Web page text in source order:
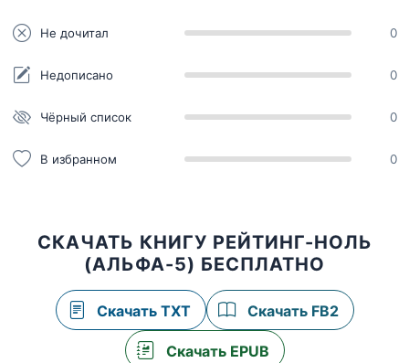
Не дочитал 0
Недописано 0
Чёрный список 0
В избранном 0
СКАЧАТЬ КНИГУ РЕЙТИНГ-НОЛЬ
(АЛЬФА-5) БЕСПЛАТНО
Скачать TXT Скачать FB2
Скачать EPUB